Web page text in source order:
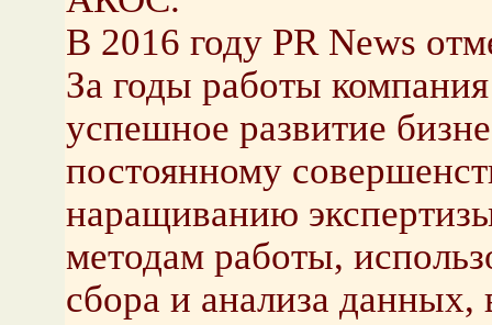
В 2016 году PR News
За годы работы
успешное развитие
постоянному
наращиванию
методам работы,
сбора и анализа